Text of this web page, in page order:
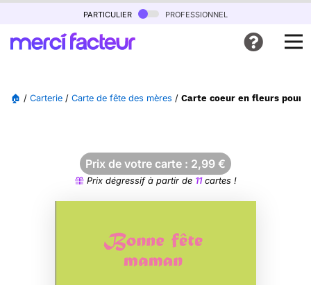
particulier professionnel
🏠 / Carterie / Carte de fête des mères / Carte coeur en fleurs pour
Prix de votre carte : 2,99 €
Prix dégressif à partir de 11cartes !